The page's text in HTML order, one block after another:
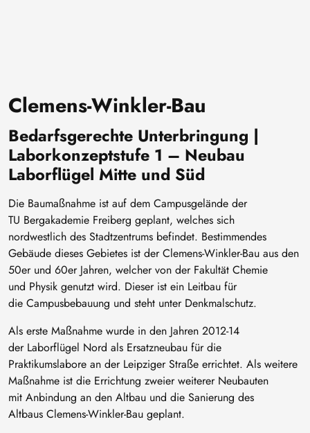
Clemens-Winkler-Bau
Bedarfsgerechte Unterbringung |
Laborkonzeptstufe 1 – Neubau
Laborflügel Mitte und Süd
Die Baumaßnahme ist auf dem Campusgelände der
TU Bergakademie Freiberg geplant, welches sich
nordwestlich des Stadtzentrums befindet. Bestimmendes
Gebäude dieses Gebietes ist der Clemens-Winkler-Bau aus den
50er und 60er Jahren, welcher von der Fakultät Chemie
und Physik genutzt wird. Dieser ist ein Leitbau für
die Campusbebauung und steht unter Denkmalschutz.
Als erste Maßnahme wurde in den Jahren 2012-14
der Laborflügel Nord als Ersatzneubau für die
Praktikumslabore an der Leipziger Straße errichtet. Als weitere
Maßnahme ist die Errichtung zweier weiterer Neubauten
mit Anbindung an den Altbau und die Sanierung des
Altbaus Clemens-Winkler-Bau geplant.